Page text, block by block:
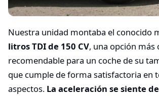
Nuestra unidad montaba el conocido
litros TDI de 150 CV, una opción más
recomendable para un coche de su
que cumple de forma satisfactoria en
aspectos. La aceleración se siente